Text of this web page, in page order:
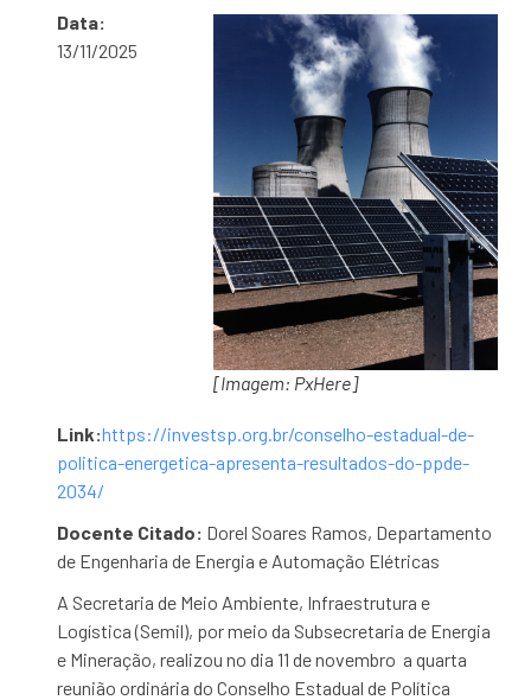
[Imagem: PxHere]
Data:
13/11/2025
Link:https://investsp.org.br/conselho-estadual-de-
politica-energetica-apresenta-resultados-do-ppde-
2034/
Docente Citado: Dorel Soares Ramos, Departamento
de Engenharia de Energia e Automação Elétricas
A Secretaria de Meio Ambiente, Infraestrutura e
Logística (Semil), por meio da Subsecretaria de Energia
e Mineração, realizou no dia 11 de novembro a quarta
reunião ordinária do Conselho Estadual de Política